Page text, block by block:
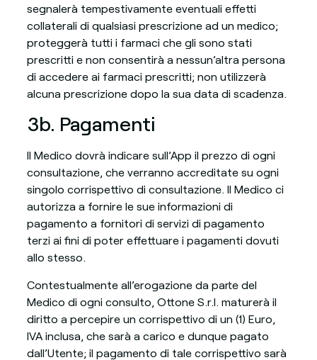
segnalerà tempestivamente eventuali effetti
collaterali di qualsiasi prescrizione ad un medico;
proteggerà tutti i farmaci che gli sono stati
prescritti e non consentirà a nessun’altra persona
di accedere ai farmaci prescritti; non utilizzerà
alcuna prescrizione dopo la sua data di scadenza.
3b. Pagamenti
Il Medico dovrà indicare sull’App il prezzo di ogni
consultazione, che verranno accreditate su ogni
singolo corrispettivo di consultazione. Il Medico ci
autorizza a fornire le sue informazioni di
pagamento a fornitori di servizi di pagamento
terzi ai fini di poter effettuare i pagamenti dovuti
allo stesso.
Contestualmente all’erogazione da parte del
Medico di ogni consulto, Ottone S.r.l. maturerà il
diritto a percepire un corrispettivo di un (1) Euro,
IVA inclusa, che sarà a carico e dunque pagato
dall’Utente; il pagamento di tale corrispettivo sarà